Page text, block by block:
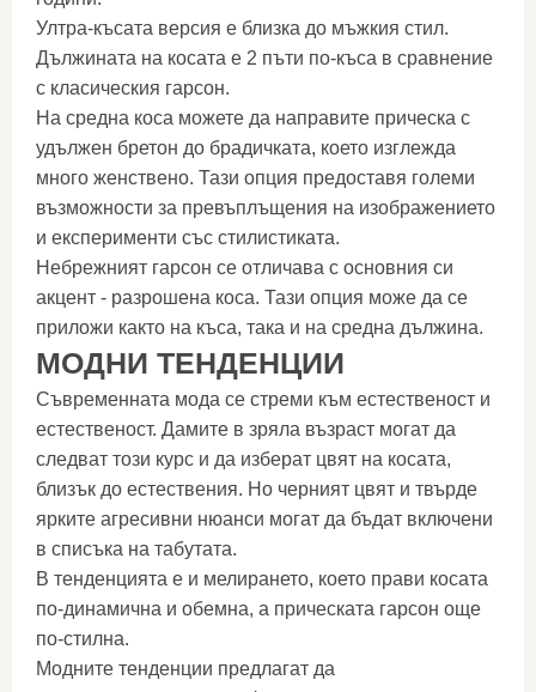
Ултра-късата версия е близка до мъжкия стил.
Дължината на косата е 2 пъти по-къса в сравнение
с класическия гарсон.
На средна коса можете да направите прическа с
удължен бретон до брадичката, което изглежда
много женствено. Тази опция предоставя големи
възможности за превъплъщения на изображението
и експерименти със стилистиката.
Небрежният гарсон се отличава с основния си
акцент - разрошена коса. Тази опция може да се
приложи както на къса, така и на средна дължина.
МОДНИ ТЕНДЕНЦИИ
Съвременната мода се стреми към естественост и
естественост. Дамите в зряла възраст могат да
следват този курс и да изберат цвят на косата,
близък до естествения. Но черният цвят и твърде
ярките агресивни нюанси могат да бъдат включени
в списъка на табутата.
В тенденцията е и мелирането, което прави косата
по-динамична и обемна, а прическата гарсон още
по-стилна.
Модните тенденции предлагат да